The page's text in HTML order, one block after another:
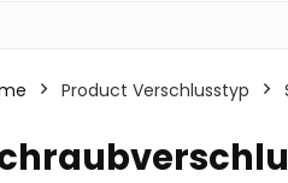
Product Verschlusstyp